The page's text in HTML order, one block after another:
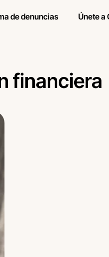
de denuncias Únete a
financiera